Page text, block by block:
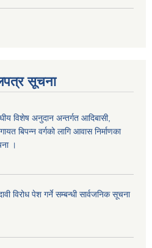
सूचना
विशेष अनुदान अन्तर्गत आदिबासी,
बिपन्न वर्गको लागि आवास निर्माणका
।
विरोध पेश गर्ने सम्बन्धी सार्वजनिक सूचना